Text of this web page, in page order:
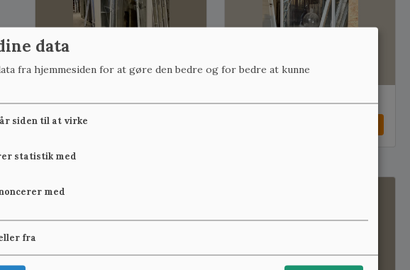
Originalt blæst glas (373 x 845
mm) i forsatsramme
Koblet ramme (forsats) i alu
B:47,1 cm x H:114,4 cm, på lager: 1
data
fra hjemmesiden for at gøre den bedre og for bedre at kunne
siden til at virke
statistik med
med
fra